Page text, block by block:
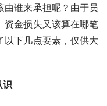
由谁来承担呢？由于员
资金损失又该算在哪笔
以下几点要素，仅供大
识